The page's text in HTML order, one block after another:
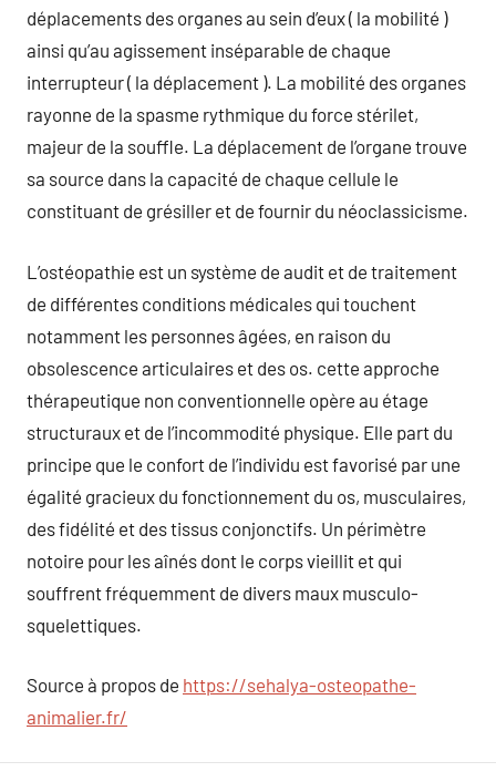
déplacements des organes au sein d’eux ( la mobilité )
ainsi qu’au agissement inséparable de chaque
interrupteur ( la déplacement ). La mobilité des organes
rayonne de la spasme rythmique du force stérilet,
majeur de la souffle. La déplacement de l’organe trouve
sa source dans la capacité de chaque cellule le
constituant de grésiller et de fournir du néoclassicisme.
L’ostéopathie est un système de audit et de traitement
de différentes conditions médicales qui touchent
notamment les personnes âgées, en raison du
obsolescence articulaires et des os. cette approche
thérapeutique non conventionnelle opère au étage
structuraux et de l’incommodité physique. Elle part du
principe que le confort de l’individu est favorisé par une
égalité gracieux du fonctionnement du os, musculaires,
des fidélité et des tissus conjonctifs. Un périmètre
notoire pour les aînés dont le corps vieillit et qui
souffrent fréquemment de divers maux musculo-
squelettiques.
Source à propos de https://sehalya-osteopathe-
animalier.fr/